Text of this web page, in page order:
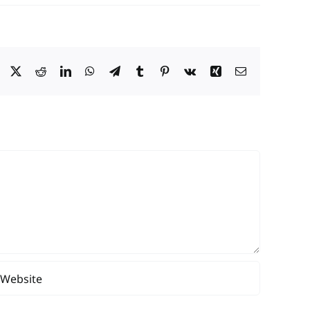
Facebook
X RedditLinkedInWhatsApp
TelegramTumblr Pinterest
Vk Xing Email